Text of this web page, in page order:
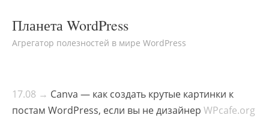
Планета WordPress
Агрегатор полезностей в мире WordPress
17.08 → Canva — как создать крутые картинки к
постам WordPress, если вы не дизайнер WPcafe.org